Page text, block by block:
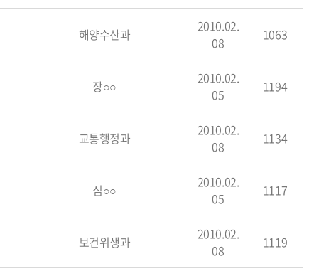
해양수산과
2010.02.
08
1063
장○○
2010.02.
05
1194
교통행정과
2010.02.
08
1134
심○○
2010.02.
05
1117
보건위생과
2010.02.
08
1119